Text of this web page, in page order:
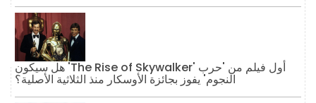
هل سيكون 'The Rise of Skywalker' أول فيلم من 'حرب
النجوم' يفوز بجائزة الأوسكار منذ الثلاثية الأصلية؟